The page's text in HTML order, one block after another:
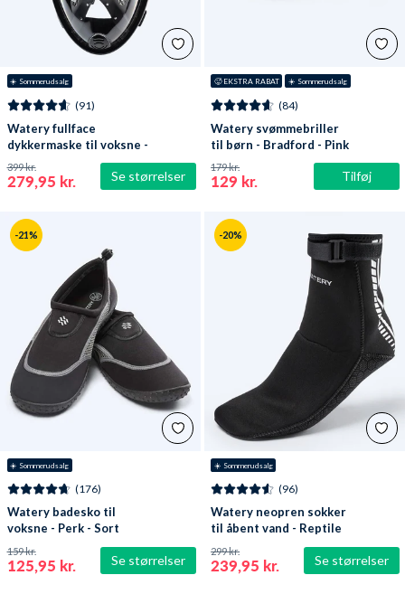
☀️ Sommerudsalg
Se størrelser
(91)
Watery fullface
dykkermaske til voksne -
Oxygen - Sort
279,95 kr.
399 kr.
🥵 EKSTRA RABAT ☀️ Sommerudsalg
Tilføj
(84)
Watery svømmebriller
til børn - Bradford - Pink
129 kr.
179 kr.
-21%
☀️ Sommerudsalg
Se størrelser
(176)
Watery badesko til
voksne - Perk - Sort
125,95 kr.
159 kr.
-20%
☀️ Sommerudsalg
Se størrelser
(96)
Watery neopren sokker
til åbent vand - Reptile
(3 mm) - Sort
239,95 kr.
299 kr.